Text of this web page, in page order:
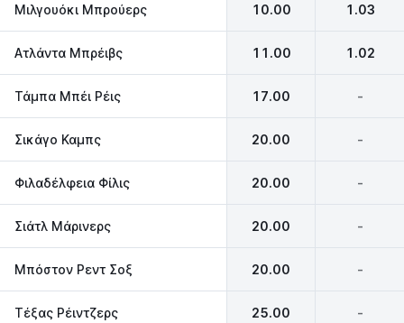
Μιλγουόκι Μπρούερς 10.00 1.03
Ατλάντα Μπρέιβς 11.00 1.02
Τάμπα Μπέι Ρέις 17.00 -
Σικάγο Καμπς 20.00 -
Φιλαδέλφεια Φίλις 20.00 -
Σιάτλ Μάρινερς 20.00 -
Μπόστον Ρεντ Σοξ 20.00 -
Τέξας Ρέιντζερς 25.00 -